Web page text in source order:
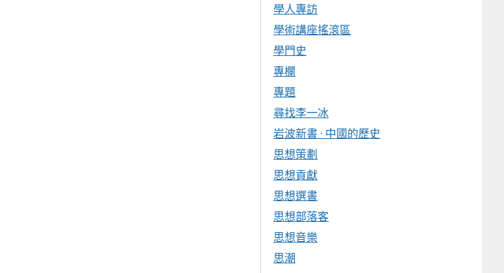
學人專訪
學術講座搖滾區
學門史
專欄
專題
尋找李一冰
岩波新書 · 中國的歷史
思想策劃
思想貢獻
思想選書
思想部落客
思想音樂
思潮